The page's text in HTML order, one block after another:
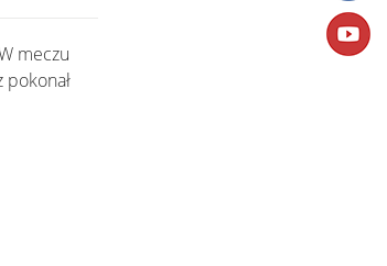
meczu
pokonał